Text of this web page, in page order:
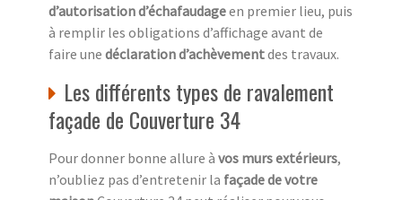
d’autorisation d’échafaudageen premier lieu, puis
à remplir les obligations d’affichage avant de
faire une déclaration d’achèvementdes travaux.
Les différents types de ravalement
façade de Couverture 34
Pour donner bonne allure à vos murs extérieurs,
n’oubliez pas d’entretenir la façade de votre